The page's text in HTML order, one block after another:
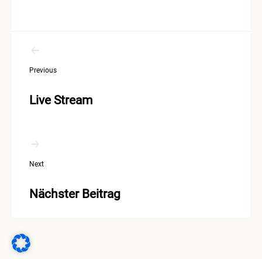
Previous
Live Stream
Next
Nächster Beitrag